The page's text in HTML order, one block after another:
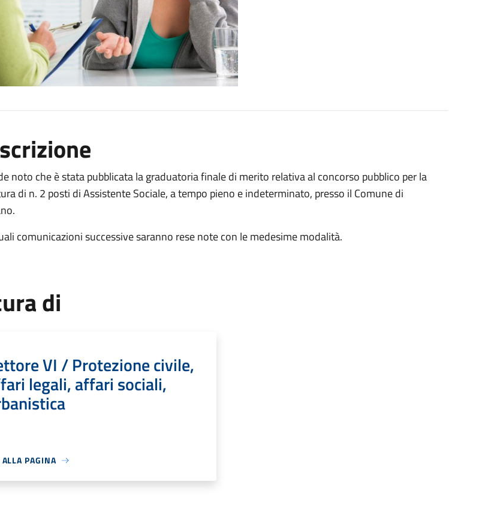
noto che è stata pubblicata la graduatoria finale di merito relativa al concorso pubblico per la
di n. 2 posti di Assistente Sociale, a tempo pieno e indeterminato, presso il Comune di
comunicazioni successive saranno rese note con le medesime modalità.
di
VI / Protezione civile,
legali, affari sociali,
PAGINA